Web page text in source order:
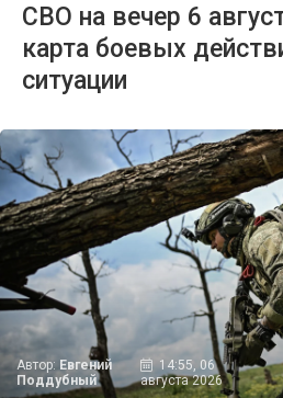
СВО на вечер 6
карта боевых
ситуации
Автор: Евгений
Поддубный
14:55, 06
августа 2026